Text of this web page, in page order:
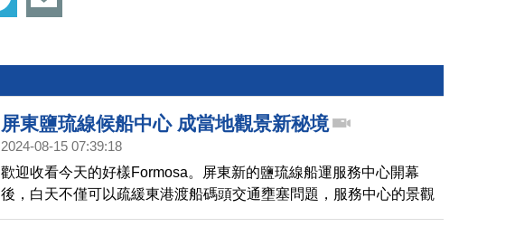
屏東鹽琉線候船中心 成當地觀景新秘境
2024-08-15 07:39:18
歡迎收看今天的好樣Formosa。屏東新的鹽琉線船運服務中心開幕
後，白天不僅可以疏緩東港渡船碼頭交通壅塞問題，服務中心的景觀
平台，也成了在地民眾看風景的新秘境，將近360度的視角，可以看